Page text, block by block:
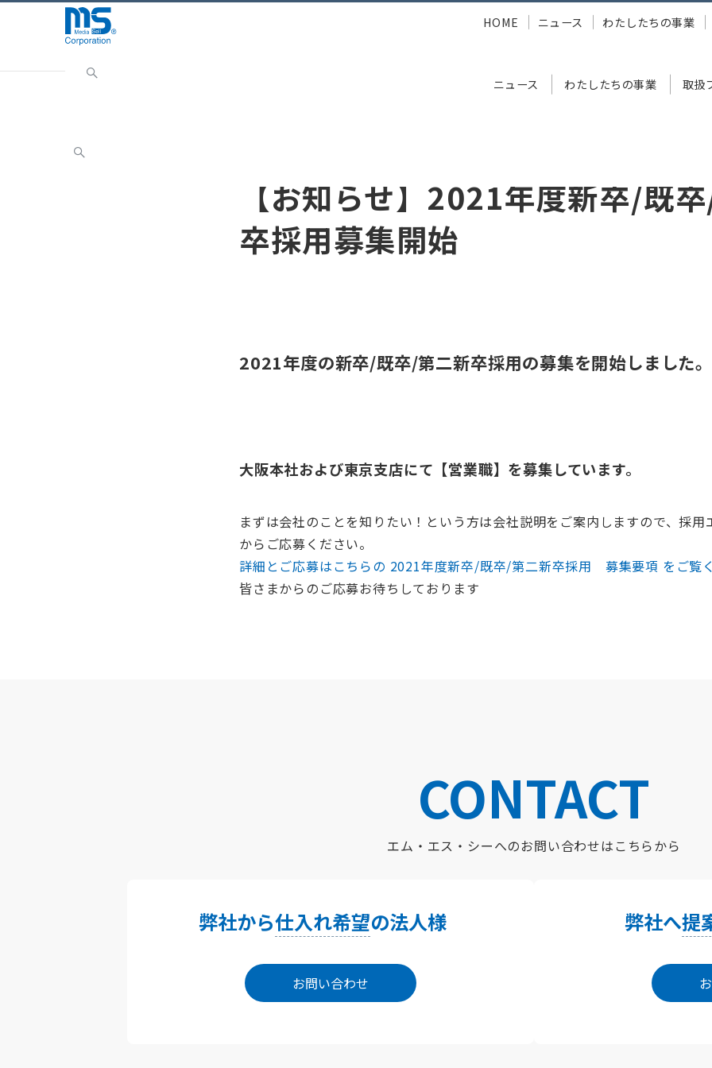
ニュース わたしたちの事業 取扱
HOME ニュース わたしたちの事業
【お知らせ】2021年度新卒/既卒/第二新卒採用募集開始
【お知らせ】2021年度新卒/既
卒採用募集開始
2021年度の新卒/既卒/第二新卒採用の募集を開始しました。
大阪本社および東京支店にて【営業職】を募集しています。
まずは会社のことを知りたい！という方は会社説明をご案内しますので、採用
からご応募ください。
詳細とご応募はこちらの 2021年度新卒/既卒/第二新卒採用 募集要項 をご覧く
皆さまからのご応募お待ちしております
CONTACT
エム・エス・シーへのお問い合わせはこちらから
弊社から仕入れ希望の法人様
お問い合わせ
弊社へ提